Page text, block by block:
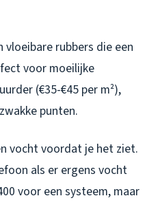
vloeibare rubbers die een
voor moeilijke
(€35-€45 per m²),
punten.
vocht voordat je het ziet.
als er ergens vocht
voor een systeem, maar